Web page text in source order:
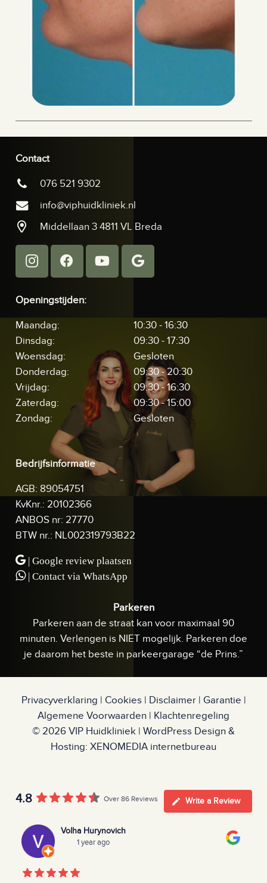
Contact
076 521 9302
info@viphuidkliniek.nl
Middellaan 3 4811 VL Breda
Openingstijden:
Maandag:
Dinsdag:
Woensdag:
Donderdag:
Vrijdag:
Zaterdag:
Zondag:
10:30 - 16:30
09:30 - 17:30
Gesloten
09:30 - 20:30
09:30 - 16:30
09:30 - 15:00
Gesloten
Bedrijfsinformatie
AGB: 89054751
KvKnr.: 20102366
ANBOS nr: 27770
BTW nr.: NL002319793B22
| Google review plaatsen
| Contact via WhatsApp
Parkeren
Parkeren aan de straat kan voor maximaal 90
minuten. Verlengen is NIET mogelijk. Parkeren doe
je daarom het beste in parkeergarage “de Prins.”
Privacyverklaring | Cookies | Disclaimer| Garantie |
Algemene Voorwaarden | Klachtenregeling
© 2026 VIP Huidkliniek | WordPress Design &
Hosting: XENOMEDIA internetbureau
4.8 Over 86 Reviews Write a Review
Volha Hurynovich
1 year ago